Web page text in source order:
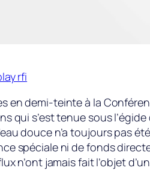
rfi
en demi-teinte à la
qui s’est tenue sous
douce n’a toujours pas
spéciale ni de fonds
n’ont jamais fait l’objet